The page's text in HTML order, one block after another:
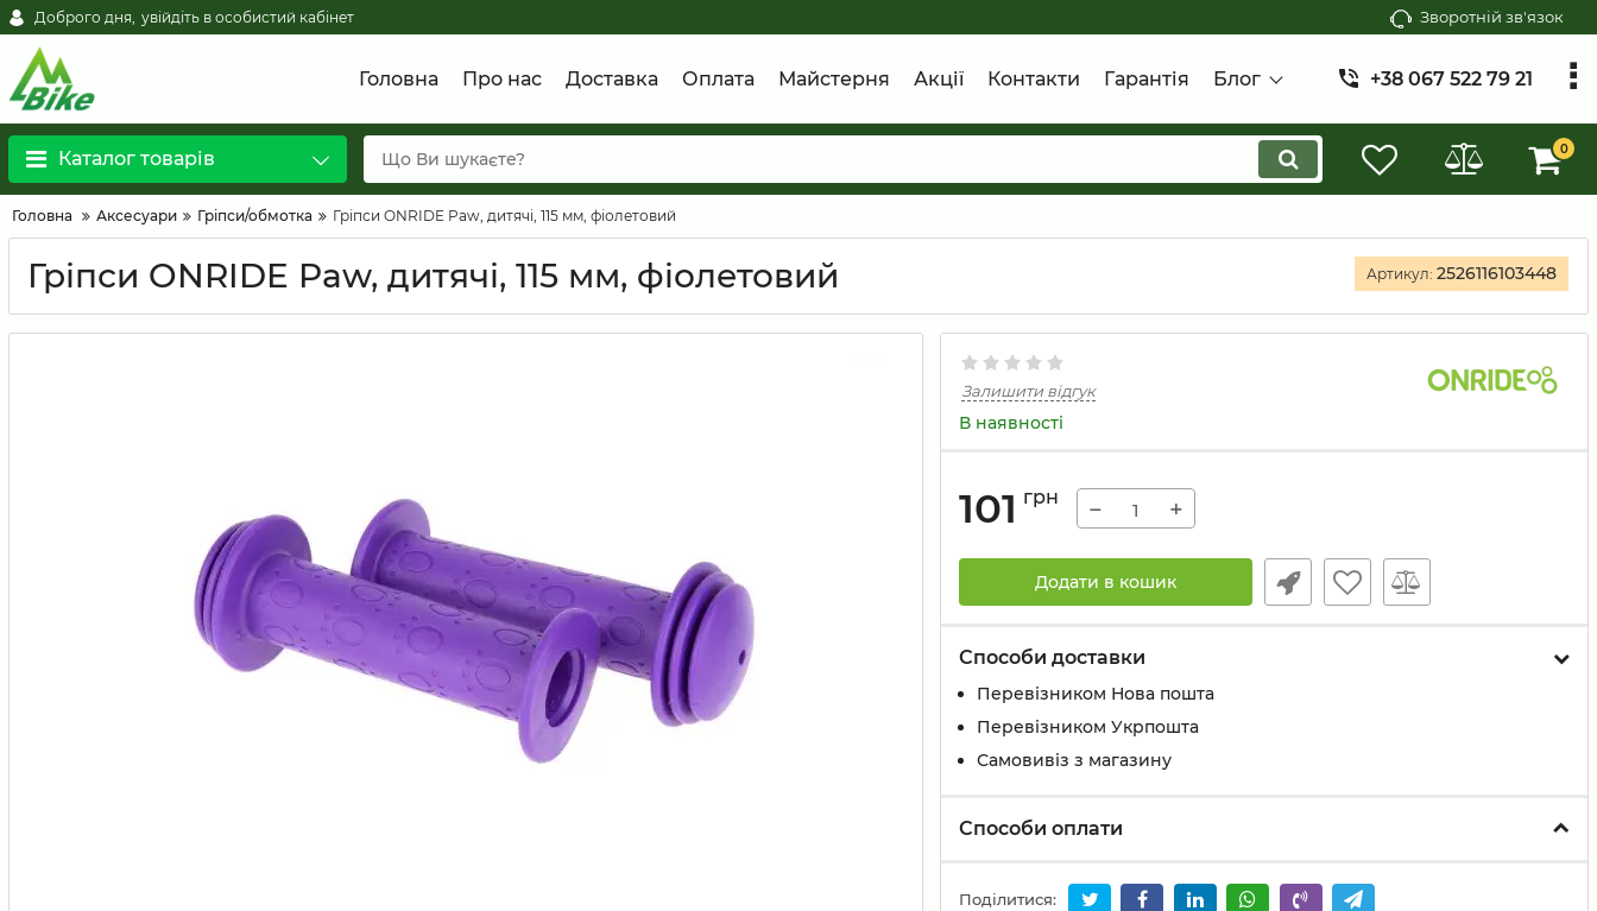
Доброго дня, увійдіть в особистий кабінет Зворотній зв'язок
Головна Про нас Доставка Оплата Майстерня Акції Контакти Гарантія Блог +38 067 522 79 21
Каталог товарів 0
Головна Аксесуари Гріпси/обмотка Гріпси ONRIDE Paw, дитячі, 115 мм, фіолетовий
Гріпси ONRIDE Paw, дитячі, 115 мм, фіолетовий Артикул: 2526116103448
Залишити відгук
В наявності
101 грн − +
Додати в кошик
Способи доставки
Перевізником Нова пошта
Перевізником Укрпошта
Самовивіз з магазину
Способи оплати
Поділитися: